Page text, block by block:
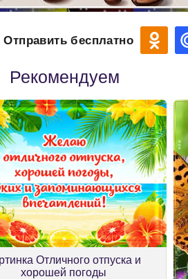
Отправить бесплатно
Рекомендуем
Отличного отпуска и
хорошей погоды